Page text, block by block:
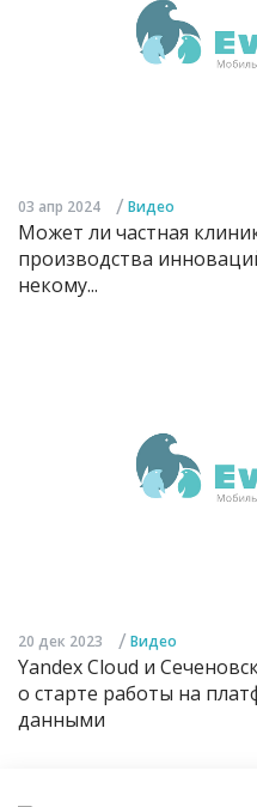
03 апр 2024 / Видео
Может ли частная
производства
некому...
20 дек 2023 / Видео
Yandex Cloud и
о старте работы на
данными